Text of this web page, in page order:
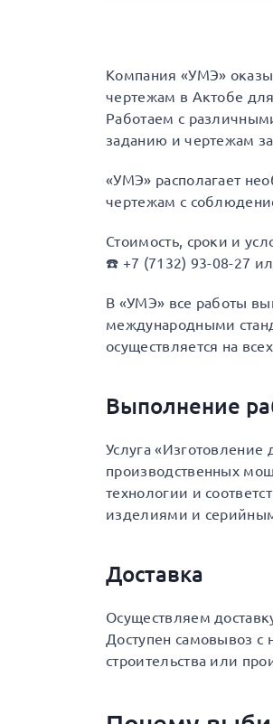
Компания «УМЭ»
чертежам в Актобе
Работаем с
заданию и чертежам
«УМЭ» располагает
чертежам с
Стоимость, сроки и
☎️ +7 (7132) 93-08-27
В «УМЭ» все работы
международными
осуществляется на
Выполнение
Услуга
производственных
технологии и
изделиями и
Доставка
Осуществляем
Доступен самовывоз с
строительства или